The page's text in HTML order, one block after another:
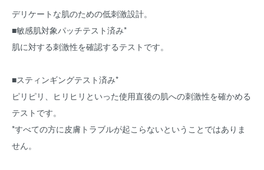
デリケートな肌のための低刺激設計。
■敏感肌対象パッチテスト済み*
肌に対する刺激性を確認するテストです。
■スティンギングテスト済み*
ピリピリ、ヒリヒリといった使用直後の肌への刺激性を確かめる
テストです。
*すべての方に皮膚トラブルが起こらないということではありま
せん。